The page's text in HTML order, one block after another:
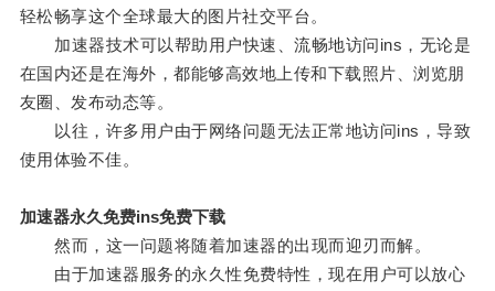
轻松畅享这个全球最大的图片社交平台。
加速器技术可以帮助用户快速、流畅地访问ins，无论是
在国内还是在海外，都能够高效地上传和下载照片、浏览朋
友圈、发布动态等。
以往，许多用户由于网络问题无法正常地访问ins，导致
使用体验不佳。
加速器永久免费ins免费下载
然而，这一问题将随着加速器的出现而迎刃而解。
由于加速器服务的永久性免费特性，现在用户可以放心